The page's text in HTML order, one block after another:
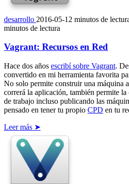
desarrollo 2016-05-12 minutos de
minutos de lectura
Vagrant: Recursos en Red
Hace dos años escribí sobre Vagrant.
convertido en mi herramienta favorita
No solo permite construir una máquina
correrá la aplicación, también permite
de trabajo incluso publicando las
pensado en tener tu propio CPD en tu
Leer más ➤